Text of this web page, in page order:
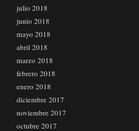
julio 2018
junio 2018
mayo 2018
abril 2018
marzo 2018
febrero 2018
enero 2018
diciembre 2017
noviembre 2017
octubre 2017